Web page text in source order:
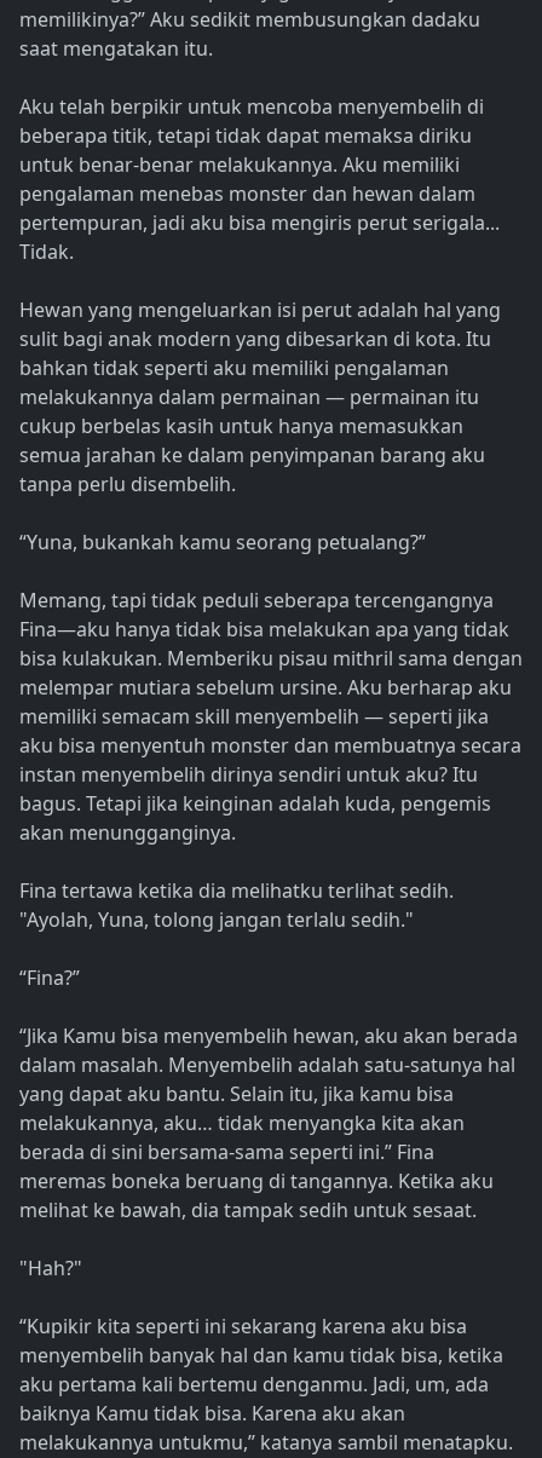
memilikinya?” Aku sedikit membusungkan dadaku
saat mengatakan itu.
Aku telah berpikir untuk mencoba menyembelih di
beberapa titik, tetapi tidak dapat memaksa diriku
untuk benar-benar melakukannya. Aku memiliki
pengalaman menebas monster dan hewan dalam
pertempuran, jadi aku bisa mengiris perut serigala...
Tidak.
Hewan yang mengeluarkan isi perut adalah hal yang
sulit bagi anak modern yang dibesarkan di kota. Itu
bahkan tidak seperti aku memiliki pengalaman
melakukannya dalam permainan — permainan itu
cukup berbelas kasih untuk hanya memasukkan
semua jarahan ke dalam penyimpanan barang aku
tanpa perlu disembelih.
“Yuna, bukankah kamu seorang petualang?”
Memang, tapi tidak peduli seberapa tercengangnya
Fina—aku hanya tidak bisa melakukan apa yang tidak
bisa kulakukan. Memberiku pisau mithril sama dengan
melempar mutiara sebelum ursine. Aku berharap aku
memiliki semacam skill menyembelih — seperti jika
aku bisa menyentuh monster dan membuatnya secara
instan menyembelih dirinya sendiri untuk aku? Itu
bagus. Tetapi jika keinginan adalah kuda, pengemis
akan menungganginya.
Fina tertawa ketika dia melihatku terlihat sedih.
"Ayolah, Yuna, tolong jangan terlalu sedih."
“Fina?”
“Jika Kamu bisa menyembelih hewan, aku akan berada
dalam masalah. Menyembelih adalah satu-satunya hal
yang dapat aku bantu. Selain itu, jika kamu bisa
melakukannya, aku… tidak menyangka kita akan
berada di sini bersama-sama seperti ini.” Fina
meremas boneka beruang di tangannya. Ketika aku
melihat ke bawah, dia tampak sedih untuk sesaat.
"Hah?"
“Kupikir kita seperti ini sekarang karena aku bisa
menyembelih banyak hal dan kamu tidak bisa, ketika
aku pertama kali bertemu denganmu. Jadi, um, ada
baiknya Kamu tidak bisa. Karena aku akan
melakukannya untukmu,” katanya sambil menatapku.